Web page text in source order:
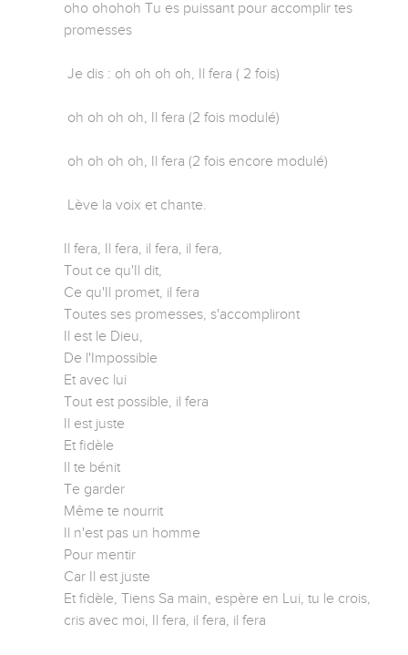
oho ohohoh Tu es puissant pour accomplir tes
promesses
Il fera, Il fera, il fera, il fera,
Tout ce qu'Il dit,
Ce qu'Il promet, il fera
Toutes ses promesses, s'accompliront
Il est le Dieu,
De l'Impossible
Et avec lui
Tout est possible, il fera
Il est juste
Et fidèle
Il te bénit
Te garder
Même te nourrit
Il n'est pas un homme
Pour mentir
Car Il est juste
Et fidèle, Tiens Sa main, espère en Lui, tu le crois,
cris avec moi, Il fera, il fera, il fera